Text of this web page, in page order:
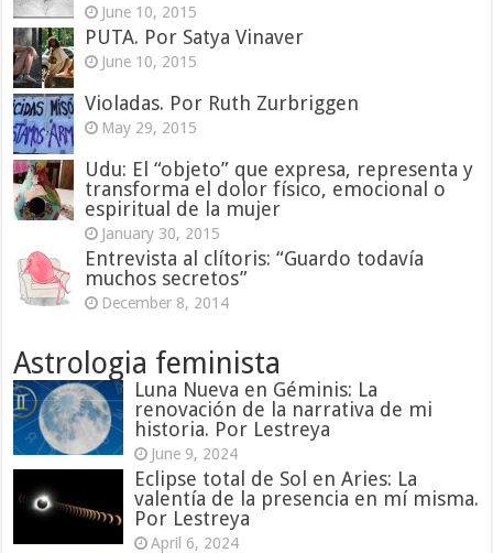
June 10, 2015
PUTA. Por Satya Vinaver
June 10, 2015
Violadas. Por Ruth Zurbriggen
May 29, 2015
Udu: El “objeto” que expresa, representa y
transforma el dolor físico, emocional o
espiritual de la mujer
January 30, 2015
Entrevista al clítoris: “Guardo todavía
muchos secretos”
December 8, 2014
Astrologia feminista
Luna Nueva en Géminis: La
renovación de la narrativa de mi
historia. Por Lestreya
June 9, 2024
Eclipse total de Sol en Aries: La
valentía de la presencia en mí misma.
Por Lestreya
April 6, 2024